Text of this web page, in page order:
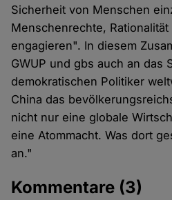
Sicherheit von Menschen
Menschenrechte,
engagieren". In diesem
GWUP und gbs auch an das
demokratischen Politiker
China das
nicht nur eine globale
eine Atommacht. Was dort
an."
Kommentare (3)